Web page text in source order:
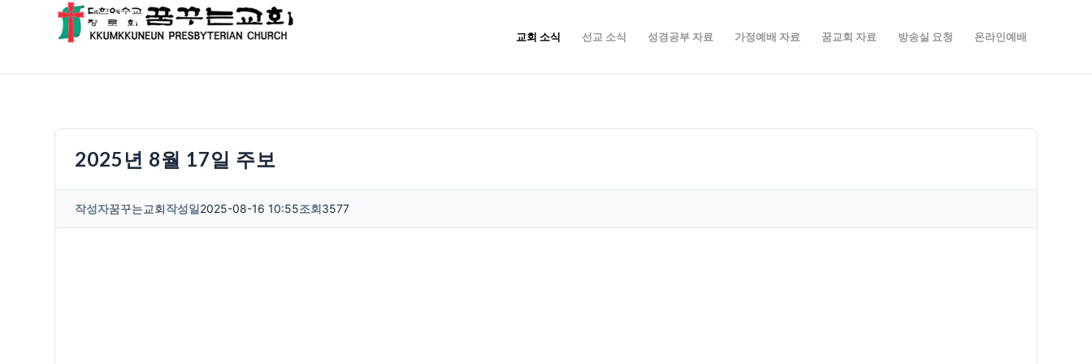
교회 소식 선교 소식 성경공부 자료 가정예배 자료 꿈교회 자료 방송실 요청 온라인예배
2025년 8월 17일 주보
작성자꿈꾸는교회작성일2025-08-16 10:55조회3577